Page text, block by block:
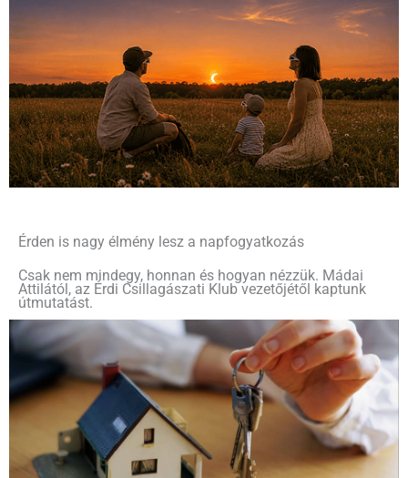
Érden is nagy élmény lesz a napfogyatkozás
Csak nem mindegy, honnan és hogyan nézzük. Mádai
Attilától, az Érdi Csillagászati Klub vezetőjétől kaptunk
útmutatást.